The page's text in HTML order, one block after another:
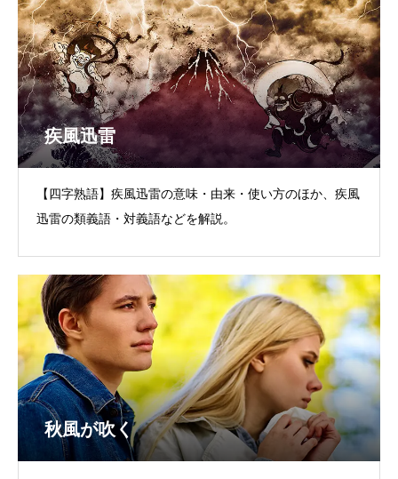
疾風迅雷
【四字熟語】疾風迅雷の意味・由来・使い方のほか、疾風
迅雷の類義語・対義語などを解説。
秋風が吹く